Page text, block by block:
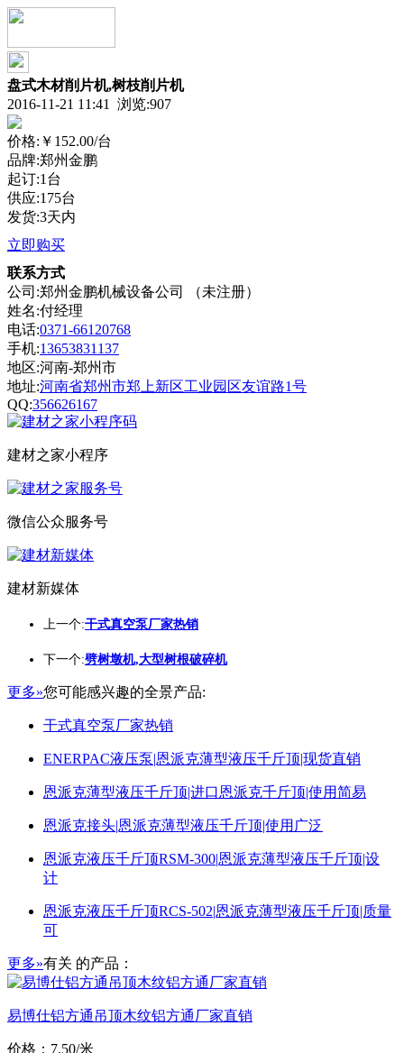
盘式木材削片机,树枝削片机
2016-11-21 11:41 浏览:907
价格: ￥152.00/台
品牌:郑州金鹏
起订:1台
供应:175台
发货:3天内
立即购买
联系方式
公司:郑州金鹏机械设备公司 （未注册）
姓名:付经理
电话:0371-66120768
手机:13653831137
地区:河南-郑州市
地址:河南省郑州市郑上新区工业园区友谊路1号
QQ:356626167
建材之家小程序
微信公众服务号
建材新媒体
上一个:干式真空泵厂家热销
下一个:劈树墩机,大型树根破碎机
更多»您可能感兴趣的全景产品:
干式真空泵厂家热销
ENERPAC液压泵|恩派克薄型液压千斤顶|现货直销
恩派克薄型液压千斤顶|进口恩派克千斤顶|使用简易
恩派克接头|恩派克薄型液压千斤顶|使用广泛
恩派克液压千斤顶RSM-300|恩派克薄型液压千斤顶|设
计
恩派克液压千斤顶RCS-502|恩派克薄型液压千斤顶|质量
可
更多»有关 的产品：
易博仕铝方通吊顶木纹铝方通厂家直销
价格：7.50/米